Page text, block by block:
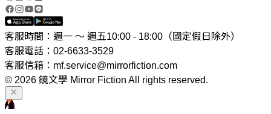
客服時間：週一 ～ 週五10:00 - 18:00（國定假日除外）
客服電話：02-6633-3529
客服信箱：mf.service@mirrorfiction.com
© 2026 鏡文學 Mirror Fiction All rights reserved.